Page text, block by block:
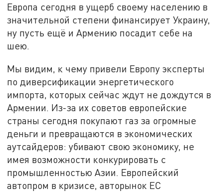
Европа сегодня в ущерб своему населению в
значительной степени финансирует Украину,
ну пусть ещё и Армению посадит себе на
шею.
Мы видим, к чему привели Европу эксперты
по диверсификации энергетического
импорта, которых сейчас ждут не дождутся в
Армении. Из-за их советов европейские
страны сегодня покупают газ за огромные
деньги и превращаются в экономических
аутсайдеров: убивают свою экономику, не
имея возможности конкурировать с
промышленностью Азии. Европейский
автопром в кризисе, авторынок ЕС